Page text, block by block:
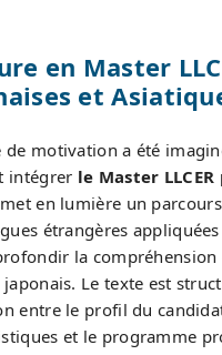
en Master
et
de motivation a été
intégrer le Master
en lumière un parcours
étrangères
la compréhension
Le texte est
entre le profil du
et le programme